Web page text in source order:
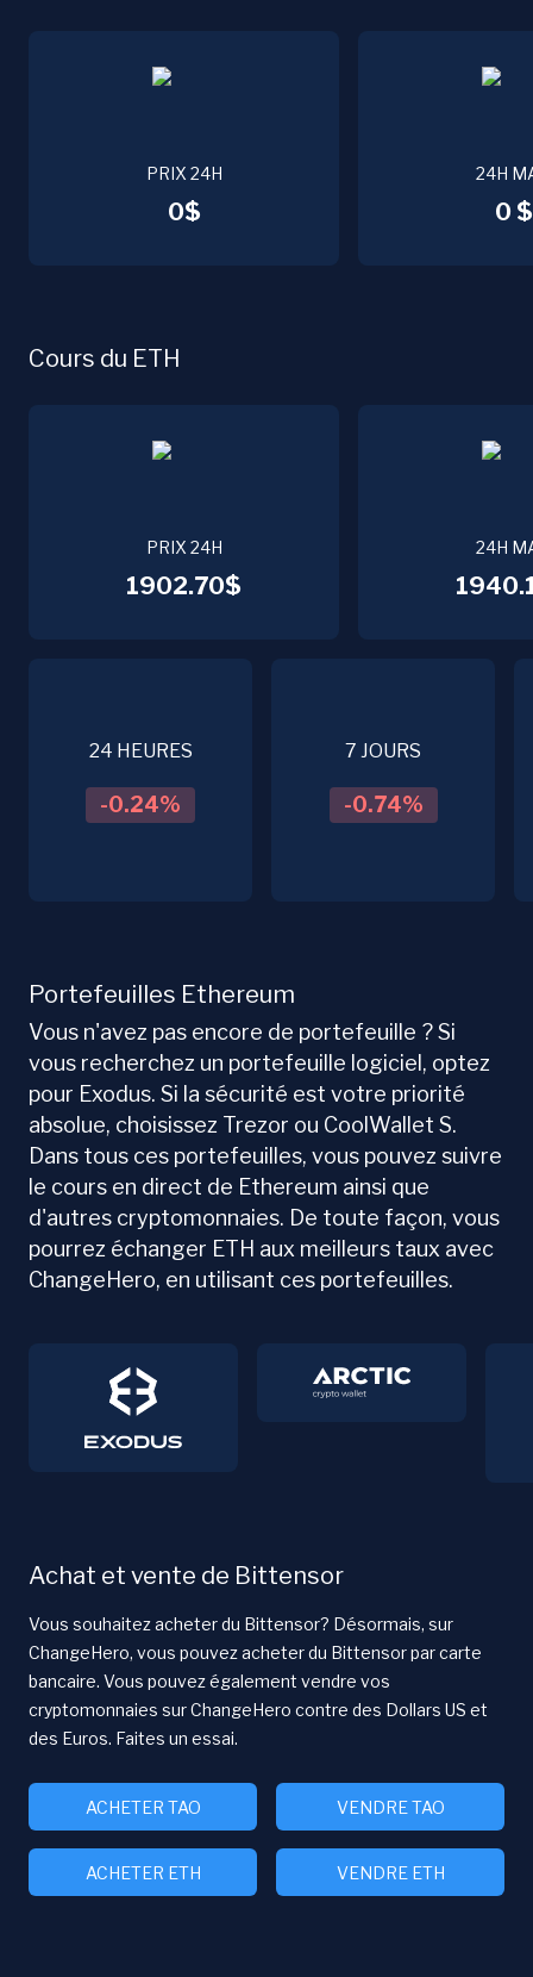
PRIX 24H
0$
24H
0 $
Cours du ETH
PRIX 24H
1902.70$
24H
24 HEURES
-0.24%
7 JOURS
-0.74%
Portefeuilles Ethereum
Vous n'avez pas encore de portefeuille ? Si
vous recherchez un portefeuille logiciel, optez
pour Exodus. Si la sécurité est votre priorité
absolue, choisissez Trezor ou CoolWallet S.
Dans tous ces portefeuilles, vous pouvez suivre
le cours en direct de Ethereum ainsi que
d'autres cryptomonnaies. De toute façon, vous
pourrez échanger ETH aux meilleurs taux avec
ChangeHero, en utilisant ces portefeuilles.
Achat et vente de Bittensor
Vous souhaitez acheter du Bittensor? Désormais, sur
ChangeHero, vous pouvez acheter du Bittensor par carte
bancaire. Vous pouvez également vendre vos
cryptomonnaies sur ChangeHero contre des Dollars US et
des Euros. Faites un essai.
ACHETER TAO VENDRE TAO
ACHETER ETH VENDRE ETH